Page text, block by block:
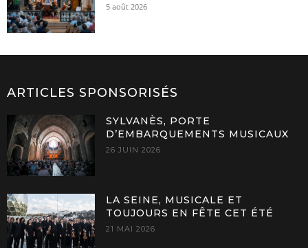
5 août 2026
ARTICLES SPONSORISÉS
SYLVANÈS, PORTE
D’EMBARQUEMENTS MUSICAUX
26 JUIN 2026
LA SEINE, MUSICALE ET
TOUJOURS EN FÊTE CET ÉTÉ
21 MAI 2026